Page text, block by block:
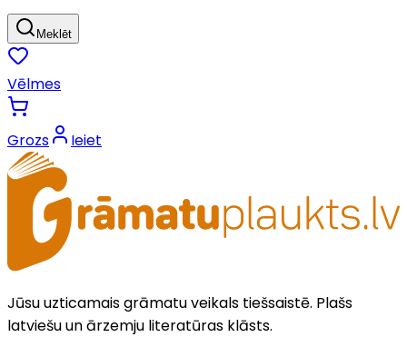
Meklēt
Vēlmes
Grozs Ieiet
Jūsu uzticamais grāmatu veikals tiešsaistē. Plašs
latviešu un ārzemju literatūras klāsts.